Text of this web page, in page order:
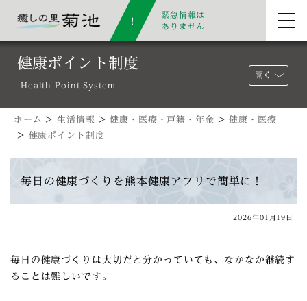
緊急情報は
ありません
健康ポイント制度
Health Point System
開く
ホーム >生活情報 >健康・医療・戸籍・年金 >健康・医療
> 健康ポイント制度
毎日の健康づくりを熊本健康アプリで簡単に！
2026年01月19日
毎日の健康づくりは大切だと分かっていても、なかなか継続す
ることは難しいです。